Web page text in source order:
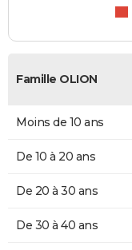
Famille OLION
Moins de 10 ans
De 10 à 20 ans
De 20 à 30 ans
De 30 à 40 ans